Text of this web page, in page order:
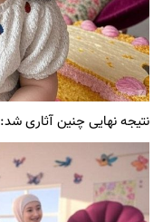
نتیجه نهایی چنین آثاری شد: